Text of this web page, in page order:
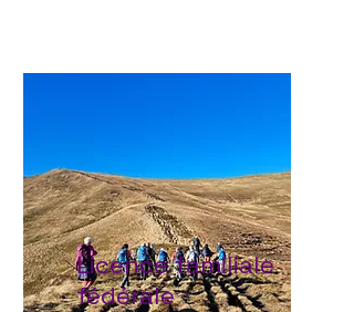
Licence familiale
fédérale